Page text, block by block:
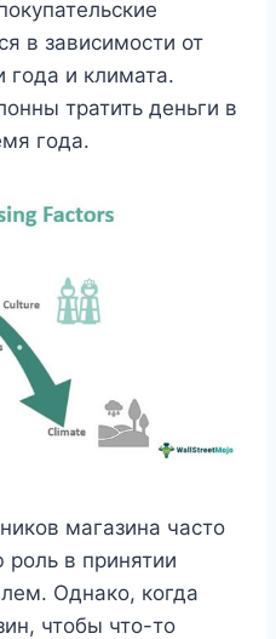
в зависимости от
года и климата.
тратить деньги в
года.
магазина часто
в принятии
Однако, когда
чтобы что-то